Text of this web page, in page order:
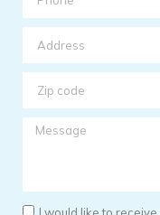
I would like to